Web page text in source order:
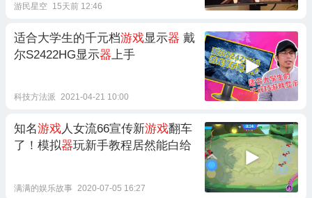
游民星空 15天前 12:46
适合大学生的千元档游戏显示器 戴
尔S2422HG显示器上手
科技方法派 2021-04-21 10:00
知名游戏人女流66宣传新游戏翻车
了！模拟器玩新手教程居然能白给
满满的娱乐故事 2020-07-05 16:27